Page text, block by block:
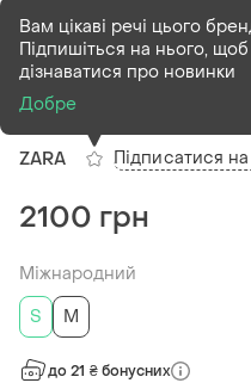
В наявності1 шт
Костюм зіпка +
ZARA
Вам цікаві речі цього
Підпишіться на нього, щоб
дізнаватися про новинки
Добре
Підписатися
2100 грн
Міжнародний
S
M
до 21 ₴ бонусних